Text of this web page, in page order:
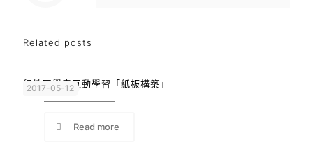
Related posts
2017-05-12
與地區學童互動學習「紙板構築」
Read more